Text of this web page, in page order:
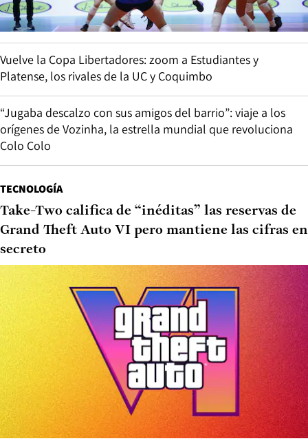
Vuelve la Copa Libertadores: zoom a Estudiantes y
Platense, los rivales de la UC y Coquimbo
“Jugaba descalzo con sus amigos del barrio”: viaje a los
orígenes de Vozinha, la estrella mundial que revoluciona
Colo Colo
TECNOLOGÍA
Take-Two califica de “inéditas” las reservas de
Grand Theft Auto VI pero mantiene las cifras en
secreto